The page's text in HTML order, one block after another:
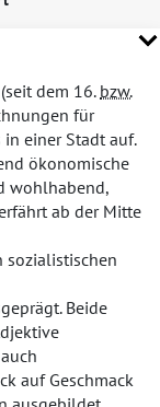
dem 16. bzw.
für
einer Stadt auf.
ökonomische
wohlhabend,
ab der Mitte
sozialistischen
Beide
auf Geschmack